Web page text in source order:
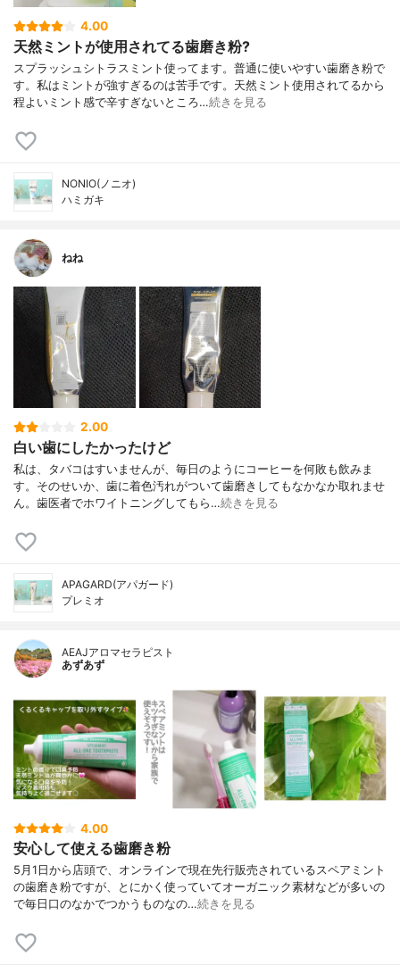
4.00
天然ミントが使用されてる歯磨き粉?
スプラッシュシトラスミント使ってます。普通に使いやすい歯磨き粉で
す。私はミントが強すぎるのは苦手です。天然ミント使用されてるから
程よいミント感で辛すぎないところ…続きを見る
NONIO(ノニオ)
ハミガキ
ねね
2.00
白い歯にしたかったけど
私は、タバコはすいませんが、毎日のようにコーヒーを何敗も飲みま
す。そのせいか、歯に着色汚れがついて歯磨きしてもなかなか取れませ
ん。歯医者でホワイトニングしてもら…続きを見る
APAGARD(アパガード)
プレミオ
AEAJアロマセラピスト
あずあず
4.00
安心して使える歯磨き粉
5月1日から店頭で、オンラインで現在先行販売されているスペアミント
の歯磨き粉ですが、とにかく使っていてオーガニック素材などが多いの
で毎日口のなかでつかうものなの…続きを見る